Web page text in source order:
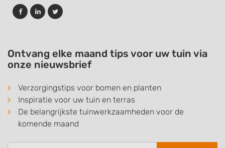
Ontvang elke maand tips voor uw tuin via
onze nieuwsbrief
Verzorgingstips voor bomen en planten
Inspiratie voor uw tuin en terras
De belangrijkste tuinwerkzaamheden voor de
komende maand